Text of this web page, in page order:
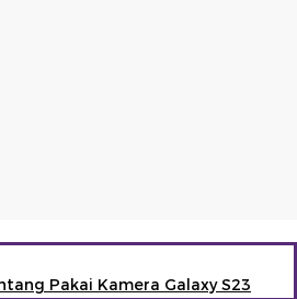
Pakai Kamera Galaxy S23